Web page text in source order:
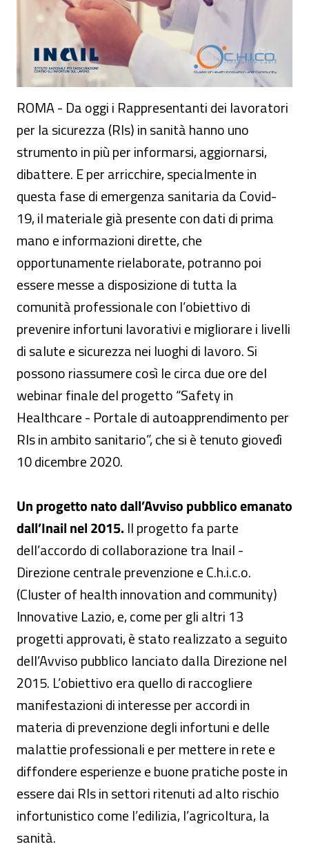
ROMA - Da oggi i Rappresentanti dei lavoratori
per la sicurezza (Rls) in sanità hanno uno
strumento in più per informarsi, aggiornarsi,
dibattere. E per arricchire, specialmente in
questa fase di emergenza sanitaria da Covid-
19, il materiale già presente con dati di prima
mano e informazioni dirette, che
opportunamente rielaborate, potranno poi
essere messe a disposizione di tutta la
comunità professionale con l’obiettivo di
prevenire infortuni lavorativi e migliorare i livelli
di salute e sicurezza nei luoghi di lavoro. Si
possono riassumere così le circa due ore del
webinar finale del progetto “Safety in
Healthcare - Portale di autoapprendimento per
Rls in ambito sanitario”, che si è tenuto giovedì
10 dicembre 2020.
Un progetto nato dall’Avviso pubblico emanato
dall’Inail nel 2015. Il progetto fa parte
dell’accordo di collaborazione tra Inail -
Direzione centrale prevenzione e C.h.i.c.o.
(Cluster of health innovation and community)
Innovative Lazio, e, come per gli altri 13
progetti approvati, è stato realizzato a seguito
dell’Avviso pubblico lanciato dalla Direzione nel
2015. L’obiettivo era quello di raccogliere
manifestazioni di interesse per accordi in
materia di prevenzione degli infortuni e delle
malattie professionali e per mettere in rete e
diffondere esperienze e buone pratiche poste in
essere dai Rls in settori ritenuti ad alto rischio
infortunistico come l’edilizia, l’agricoltura, la
sanità.